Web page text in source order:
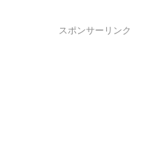
スポンサーリンク